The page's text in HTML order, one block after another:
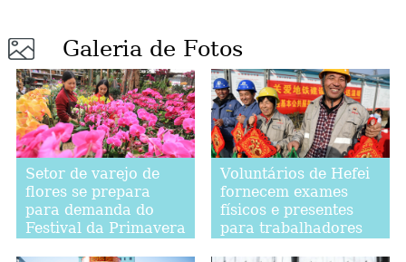
Galeria de Fotos
Setor de varejo de
flores se prepara
para demanda do
Festival da Primavera
Voluntários de Hefei
fornecem exames
físicos e presentes
para trabalhadores